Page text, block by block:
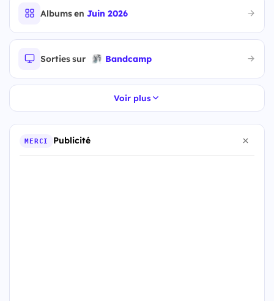
Albums enJuin 2026
Sorties sur Bandcamp
Voir plus
MERCI Publicité